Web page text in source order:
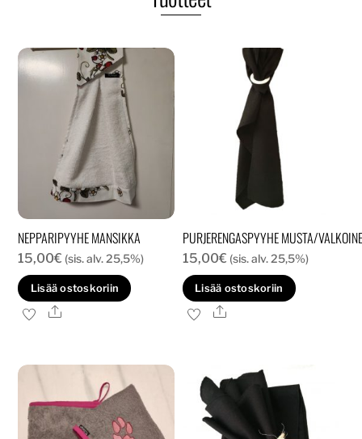
NEPPARIPYYHE MANSIKKA
15,00€ (sis. alv. 25,5%)
Lisää ostoskoriin
Ale
PURJERENGASPYYHE MUSTA/
15,00€ (sis. alv. 25,5%)
Lisää ostoskoriin
Ale